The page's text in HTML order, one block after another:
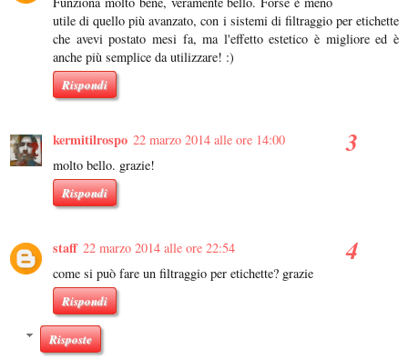
utile di quello più avanzato, con i sistemi di filtraggio per etichette
che avevi postato mesi fa, ma l'effetto estetico è migliore ed è
anche più semplice da utilizzare! :)
Rispondi
kermitilrospo 22 marzo 2014 alle ore 14:00
molto bello. grazie!
Rispondi
staff 22 marzo 2014 alle ore 22:54
come si può fare un filtraggio per etichette? grazie
Rispondi
Risposte